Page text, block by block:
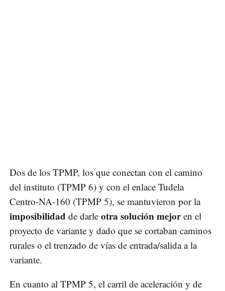
Dos de los TPMP, los que conectan con el camino
del instituto (TPMP 6) y con el enlace Tudela
Centro-NA-160 (TPMP 5), se mantuvieron por la
imposibilidad de darle otra solución mejoren el
proyecto de variante y dado que se cortaban caminos
rurales o el trenzado de vías de entrada/salida a la
variante.
En cuanto al TPMP 5, el carril de aceleración y de